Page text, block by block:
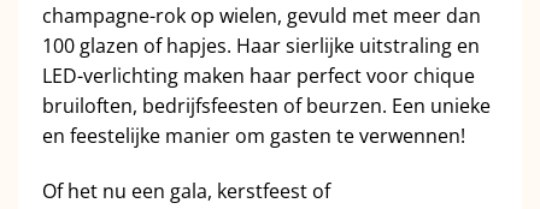
champagne-rok op wielen, gevuld met meer dan
100 glazen of hapjes. Haar sierlijke uitstraling en
LED-verlichting maken haar perfect voor chique
bruiloften, bedrijfsfeesten of beurzen. Een unieke
en feestelijke manier om gasten te verwennen!
Of het nu een gala, kerstfeest of